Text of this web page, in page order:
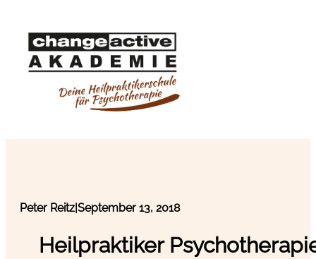
Peter Reitz|September 13, 2018
Heilpraktiker